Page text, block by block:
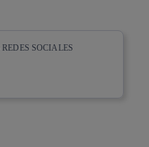
SOCIALES